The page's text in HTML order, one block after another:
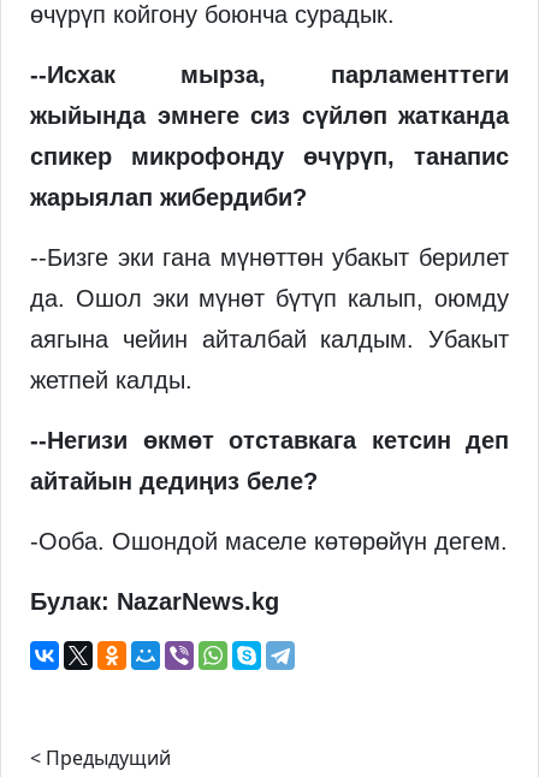
өчүрүп койгону боюнча сурадык.
--Исхак мырза, парламенттеги
жыйында эмнеге сиз сүйлөп жатканда
спикер микрофонду өчүрүп, танапис
жарыялап жибердиби?
--Бизге эки гана мүнөттөн убакыт берилет
да. Ошол эки мүнөт бүтүп калып, оюмду
аягына чейин айталбай калдым. Убакыт
жетпей калды.
--Негизи өкмөт отставкага кетсин деп
айтайын дедиңиз беле?
-Ооба. Ошондой маселе көтөрөйүн дегем.
Булак: NazarNews.kg
< Предыдущий